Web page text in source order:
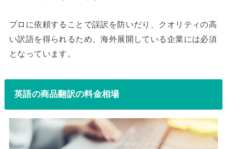
プロに依頼することで誤訳を防いだり、クオリティの高
い訳語を得られるため、海外展開している企業には必須
となっています。
英語の商品翻訳の料金相場